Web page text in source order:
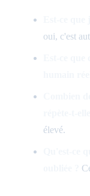
oui, c'est
élevé.